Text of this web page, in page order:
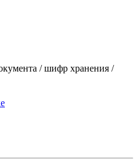
/ шифр хранения /